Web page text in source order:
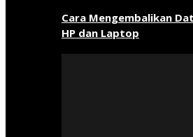
Cara Mengembalikan
HP dan Laptop